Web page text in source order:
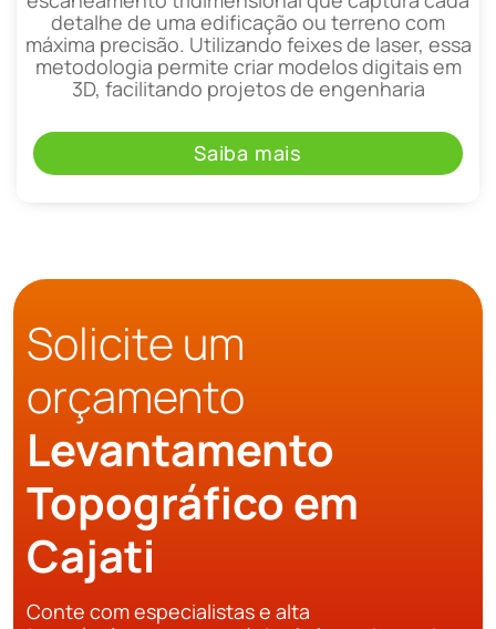
detalhe de uma edificação ou terreno com
máxima precisão. Utilizando feixes de laser, essa
metodologia permite criar modelos digitais em
3D, facilitando projetos de engenharia
Saiba mais
Solicite um
orçamento
Levantamento
Topográfico em
Cajati
Conte com especialistas e alta